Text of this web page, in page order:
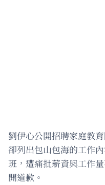
劉伊心公開招聘家庭教
卻列出包山包海的工作
班，遭痛批薪資與工作
開道歉。